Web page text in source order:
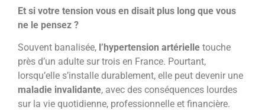
Et si votre tension vous en disait plus long que vous
ne le pensez ?
Souvent banalisée, l’hypertension artérielle touche
près d’un adulte sur trois en France. Pourtant,
lorsqu’elle s’installe durablement, elle peut devenir une
maladie invalidante, avec des conséquences lourdes
sur la vie quotidienne, professionnelle et financière.